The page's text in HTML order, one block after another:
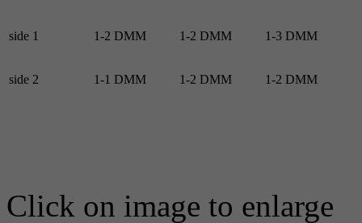
side 1 1-2 DMM 1-2 DMM 1-3 DMM
side 2 1-1 DMM 1-2 DMM 1-2 DMM
Click on image to enlarge